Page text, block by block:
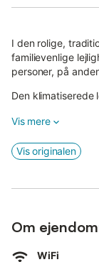
I den rolige,
familievenlige
personer, på
Den
sovesofa, der kan
Lejligheden har
parkere din bil på
På den
Lige rundt om
til dagligdagens
Marçal ligger 9
Vis mere
Vis originalen
Om
WiFi